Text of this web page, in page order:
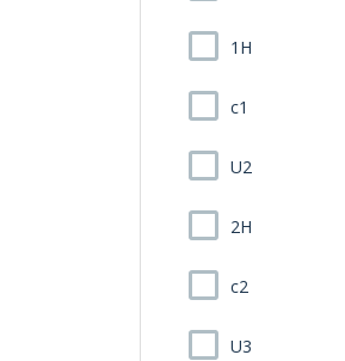
1H
c1
U2
2H
c2
U3